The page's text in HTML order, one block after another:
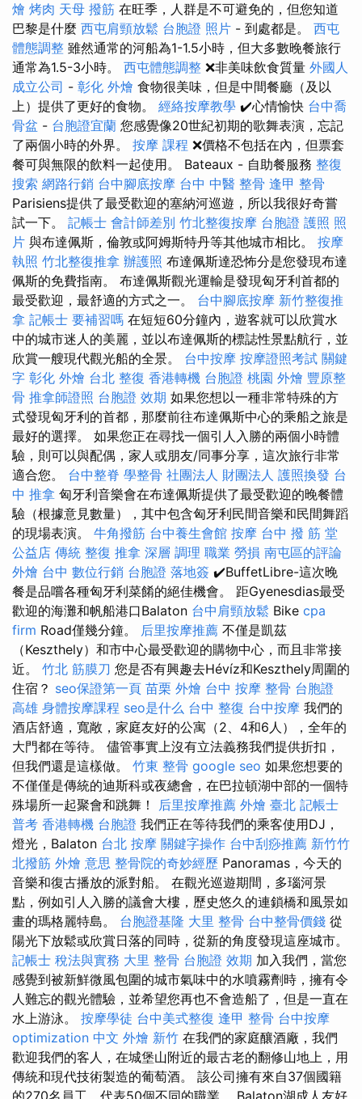
燴 烤肉 天母 撥筋 在旺季，人群是不可避免的，但您知道
巴黎是什麼 西屯肩頸放鬆 台胞證 照片 - 到處都是。 西屯
體態調整 雖然通常的河船為1-1.5小時，但大多數晚餐旅行
通常為1.5-3小時。 西屯體態調整 ❌非美味飲食質量 外國人
成立公司 - 彰化 外燴 食物很美味，但是中間餐廳（及以
上）提供了更好的食物。 經絡按摩教學 ✔️心情愉快 台中喬
骨盆 - 台胞證宜蘭 您感覺像20世紀初期的歌舞表演，忘記
了兩個小時的外界。 按摩 課程 ❌價格不包括在內，但票套
餐可與無限的飲料一起使用。 Bateaux - 自助餐服務 整復
搜索 網路行銷 台中腳底按摩 台中 中醫 整骨 逢甲 整骨
Parisiens提供了最受歡迎的塞納河巡遊，所以我很好奇嘗
試一下。 記帳士 會計師差別 竹北整復按摩 台胞證 護照 照
片 與布達佩斯，倫敦或阿姆斯特丹等其他城市相比。 按摩
執照 竹北整復推拿 辦護照 布達佩斯達恐怖分是您發現布達
佩斯的免費指南。 布達佩斯觀光運輸是發現匈牙利首都的
最受歡迎，最舒適的方式之一。 台中腳底按摩 新竹整復推
拿 記帳士 要補習嗎 在短短60分鐘內，遊客就可以欣賞水
中的城市迷人的美麗，並以布達佩斯的標誌性景點航行，並
欣賞一艘現代觀光船的全景。 台中按摩 按摩證照考試 關鍵
字 彰化 外燴 台北 整復 香港轉機 台胞證 桃園 外燴 豐原整
骨 推拿師證照 台胞證 效期 如果您想以一種非常特殊的方
式發現匈牙利的首都，那麼前往布達佩斯中心的乘船之旅是
最好的選擇。 如果您正在尋找一個引人入勝的兩個小時體
驗，則可以與配偶，家人或朋友/同事分享，這次旅行非常
適合您。 台中整脊 學整骨 社團法人 財團法人 護照換發 台
中 推拿 匈牙利音樂會在布達佩斯提供了最受歡迎的晚餐體
驗（根據意見數量），其中包含匈牙利民間音樂和民間舞蹈
的現場表演。 牛角撥筋 台中養生會館 按摩 台中 撥 筋 堂
公益店 傳統 整復 推拿 深層 調理 職業 勞損 南屯區的評論
外燴 台中 數位行銷 台胞證 落地簽 ✔️BuffetLibre-這次晚
餐是品嚐各種匈牙利菜餚的絕佳機會。 距Gyenesdias最受
歡迎的海灘和帆船港口Balaton 台中肩頸放鬆 Bike cpa
firm Road僅幾分鐘。 后里按摩推薦 不僅是凱茲
（Keszthely）和市中心最受歡迎的購物中心，而且非常接
近。 竹北 筋膜刀 您是否有興趣去Hévíz和Keszthely周圍的
住宿？ seo保證第一頁 苗栗 外燴 台中 按摩 整骨 台胞證
高雄 身體按摩課程 seo是什么 台中 整復 台中按摩 我們的
酒店舒適，寬敞，家庭友好的公寓（2、4和6人），全年的
大門都在等待。 儘管事實上沒有立法義務我們提供折扣，
但我們還是這樣做。 竹東 整骨 google seo 如果您想要的
不僅僅是傳統的迪斯科或夜總會，在巴拉頓湖中部的一個特
殊場所一起聚會和跳舞！ 后里按摩推薦 外燴 臺北 記帳士
普考 香港轉機 台胞證 我們正在等待我們的乘客使用DJ，
燈光，Balaton 台北 按摩 關鍵字操作 台中刮痧推薦 新竹竹
北撥筋 外燴 意思 整骨院的奇妙經歷 Panoramas，今天的
音樂和復古播放的派對船。 在觀光巡遊期間，多瑙河景
點，例如引人入勝的議會大樓，歷史悠久的連鎖橋和風景如
畫的瑪格麗特島。 台胞證基隆 大里 整骨 台中整骨價錢 從
陽光下放鬆或欣賞日落的同時，從新的角度發現這座城市。
記帳士 稅法與實務 大里 整骨 台胞證 效期 加入我們，當您
感覺到被新鮮微風包圍的城市氣味中的水噴霧劑時，擁有令
人難忘的觀光體驗，並希望您再也不會造船了，但是一直在
水上游泳。 按摩學徒 台中美式整復 逢甲 整骨 台中按摩
optimization 中文 外燴 新竹 在我們的家庭釀酒廠，我們
歡迎我們的客人，在城堡山附近的最古老的翻修山地上，用
傳統和現代技術製造的葡萄酒。 該公司擁有來自37個國籍
的270名員工，代表50個不同的職業。 Balaton湖成人友好